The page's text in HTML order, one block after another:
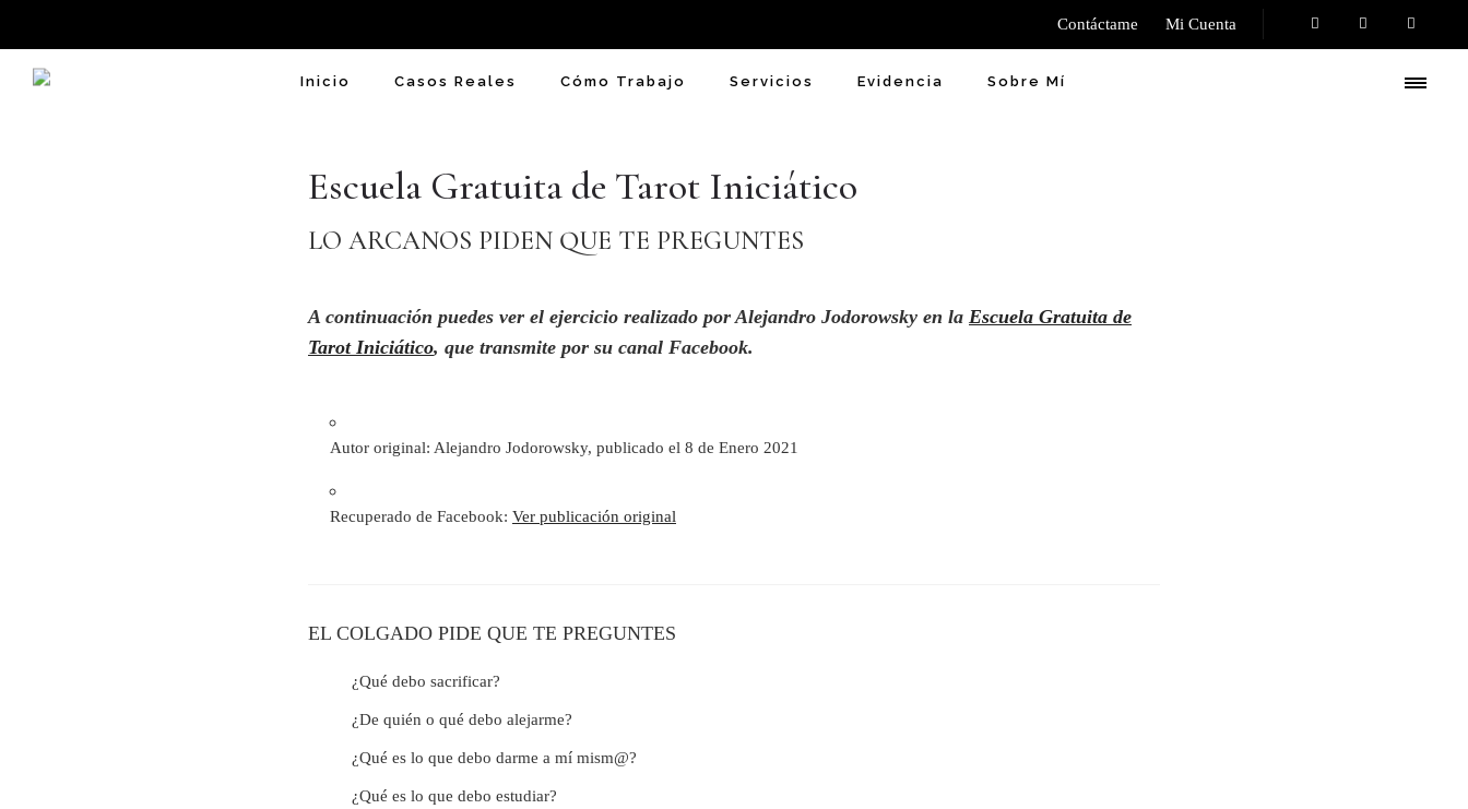
Contáctame Mi Cuenta
Inicio Casos Reales Cómo Trabajo Servicios Evidencia Sobre Mí
Escuela Gratuita de Tarot Iniciático
LO ARCANOS PIDEN QUE TE PREGUNTES
A continuación puedes ver el ejercicio realizado por Alejandro Jodorowsky en la Escuela Gratuita de
Tarot Iniciático, que transmite por su canal Facebook.
Autor original: Alejandro Jodorowsky, publicado el 8 de Enero 2021
Recuperado de Facebook: Ver publicación original
EL COLGADO PIDE QUE TE PREGUNTES
¿Qué debo sacrificar?
¿De quién o qué debo alejarme?
¿Qué es lo que debo darme a mí mism@?
¿Qué es lo que debo estudiar?